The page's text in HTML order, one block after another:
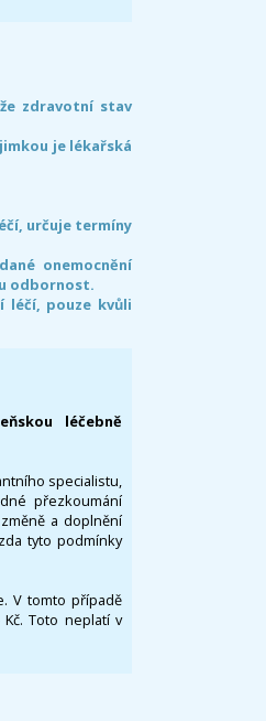
zdravotní stav
je lékařská
určuje termíny
onemocnění
odbornost.
léčí, pouze kvůli
léčebně
specialistu,
přezkoumání
a doplnění
tyto podmínky
V tomto případě
Toto neplatí v